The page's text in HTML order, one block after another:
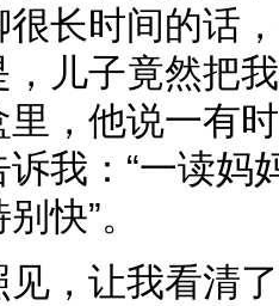
长时间的话
儿子竟然把
，他说一有
我：“一读妈
快”。
，让我看清